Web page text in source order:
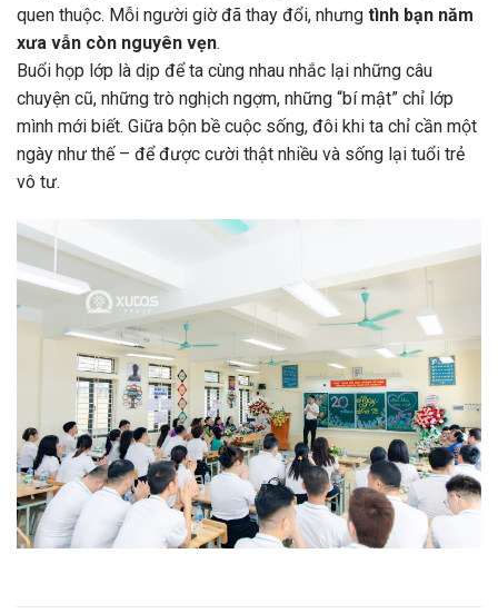
quen thuộc. Mỗi người giờ đã thay đổi, nhưng tình bạn năm
xưa vẫn còn nguyên vẹn.
Buổi họp lớp là dịp để ta cùng nhau nhắc lại những câu
chuyện cũ, những trò nghịch ngợm, những “bí mật” chỉ lớp
mình mới biết. Giữa bộn bề cuộc sống, đôi khi ta chỉ cần một
ngày như thế – để được cười thật nhiều và sống lại tuổi trẻ
vô tư.